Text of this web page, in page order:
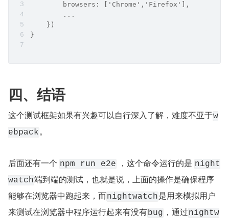
        browsers: ['Chrome','Firefox'],
        ...
    })
}
四、结语
这个测试框架如果有兴趣可以自行深入了解，难度不亚于w
ebpack。
后面还有一个 npm run e2e ，这个命令运行的是 night
watch端到端的测试，也就是说，上面的操作是确保程序
能够在浏览器中跑起来，而nightwatch是用来模拟用户
来测试在浏览器中程序运行起来有没有bug ，通过nightw